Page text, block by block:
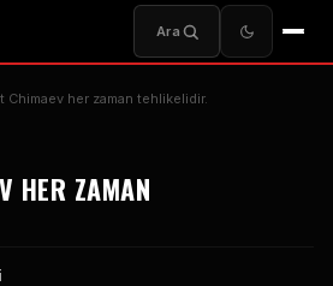
Ara
Chimaev her zaman tehlikelidir.
HER ZAMAN